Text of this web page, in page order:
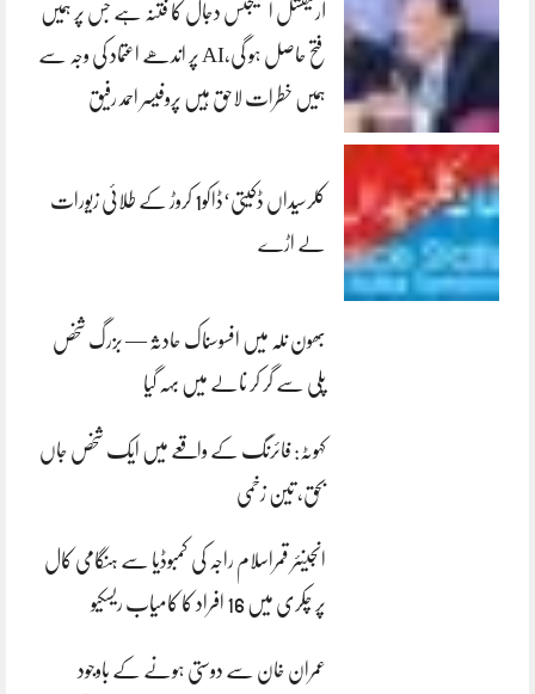
آرٹیفشل انٹلیجنس دجال کا فتنہ ہے جس پر ہمیں
فتح حاصل ہو گی،AI پر اندھے اعتماد کی وجہ سے
ہمیں خطرات لاحق ہیں پروفیسر احمد رفیق
کلرسیداں ڈکیتی‘ڈاکو1 کروڑ کے طلائی زیورات
لے اڑے
بھون نلہ میں افسوسناک حادثہ — بزرگ شخص
پلی سے گر کر نالے میں بہہ گیا
کہوٹہ: فائرنگ کے واقعے میں ایک شخص جاں
بحق، تین زخمی
انجینئر قمراسلام راجہ کی کمبوڈیا سے ہنگامی کال
پر چکری میں 16 افراد کا کامیاب ریسکیو
عمران خان سے دوستی ہونے کے باوجود